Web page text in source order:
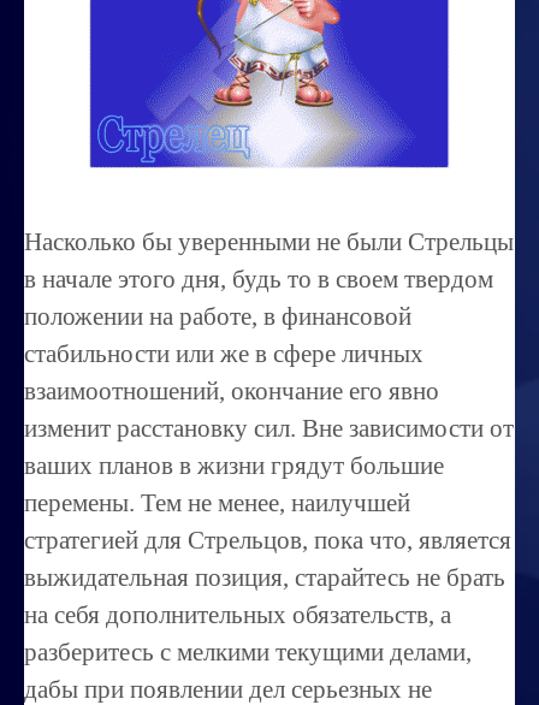
Миссиональность
Королевский гороскоп
Найти идеального партнера
Корректировка характера
Совместимость
Занятия по расшифровке снов
Магия денег
Ищем любовь
Позитивное мышление
Порча ,сглаз
Усовершенствование личности
Секреты успешных продаж
Насколько бы уверенными не были Стрельцы
в начале этого дня, будь то в своем твердом
положении на работе, в финансовой
стабильности или же в сфере личных
взаимоотношений, окончание его явно
изменит расстановку сил. Вне зависимости от
ваших планов в жизни грядут большие
перемены. Тем не менее, наилучшей
стратегией для Стрельцов, пока что, является
выжидательная позиция, старайтесь не брать
на себя дополнительных обязательств, а
разберитесь с мелкими текущими делами,
дабы при появлении дел серьезных не